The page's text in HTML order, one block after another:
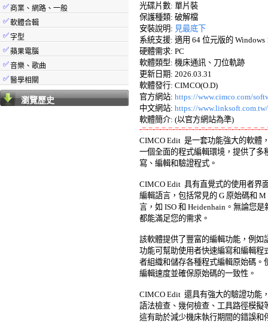
✅ 商業、網路、一般
✅軟體合輯
✅字型
✅蘋果電腦
✅音樂、歌曲
✅醫學相關
瀏覽歷史
光碟片數: 單片裝
保護種類: 破解檔
安裝說明: 見最底下
系統支援: 適用 64 位元版的
硬體需求: PC
軟體類型: 機床通訊、刀位軌跡
更新日期: 2026.03.31
軟體發行: CIMCO(O.D)
官方網站: https://www.cimco.com/
中文網站: https://
-=-=-=-=-=-=-=-=-=-=-=-=-=-=-=-=-=-=-
CIMCO Edit  是一套功能強大的軟體
一個全面的程式編輯環境，提供了
寫、編輯和驗證程式。
CIMCO Edit  具有直覺式的使用者界
編輯語言，包括常見的 G 原始碼和
言，如 ISO 和 Heidenhain。無論您
都能滿足您的需求。
該軟體提供了豐富的編輯功能，例
功能可幫助使用者快速編寫和編輯
者組織和儲存各種程式編輯原始碼
編輯速度並確保原始碼的一致性。
CIMCO Edit  還具有強大的驗證功能
語法檢查、幾何檢查、工具路徑模
這有助於減少機床執行期間的錯誤